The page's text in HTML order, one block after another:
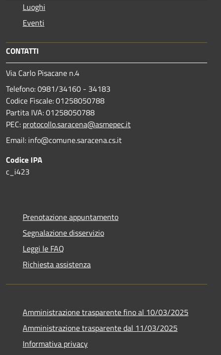
Luoghi
Eventi
CONTATTI
Via Carlo Pisacane n.4
Telefono: 0981/34160 - 34183
Codice Fiscale: 01258050788
Partita IVA: 01258050788
PEC: protocollo.saracena@asmepec.it
Email: info@comune.saracena.cs.it
Codice IPA
c_i423
Prenotazione appuntamento
Segnalazione disservizio
Leggi le FAQ
Richiesta assistenza
Amministrazione trasparente fino al 10/03/2025
Amministrazione trasparente dal 11/03/2025
Informativa privacy